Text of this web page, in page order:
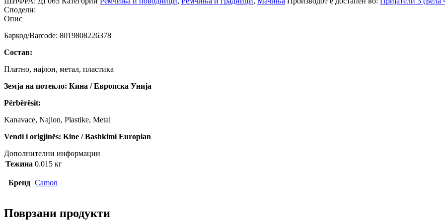
Сподели:
Опис
Баркод/Barcode: 8019808226378
Состав:
Платно, најлон, метал, пластика
Земја на потекло: Кина / Европска Унија
Përbërësit:
Kanavace, Najlon, Plastike, Metal
Vendi i origjinës: Kine / Bashkimi Europian
Дополнителни информации
Тежина 0.015 кг
Бренд Camon
Поврзани продукти